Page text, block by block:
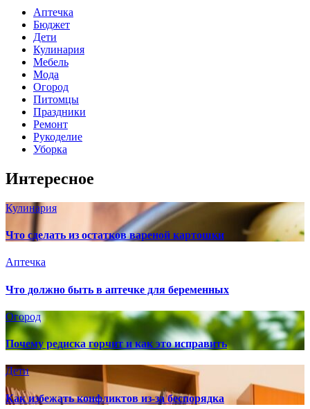
Аптечка
Бюджет
Дети
Кулинария
Мебель
Мода
Огород
Питомцы
Праздники
Ремонт
Рукоделие
Уборка
Интересное
Кулинария
Что сделать из остатков вареной картошки
Аптечка
Что должно быть в аптечке для беременных
Огород
Почему редиска горчит и как это исправить
Дети
Как избежать конфликтов из-за беспорядка